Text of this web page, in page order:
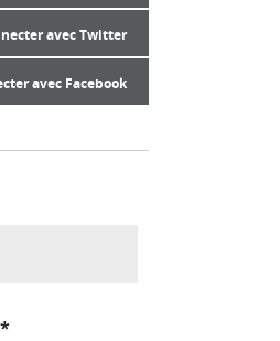
avec Twitter
avec Facebook
*